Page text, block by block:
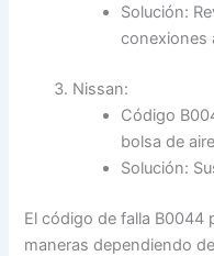
Solución:
conexiones
Nissan:
Código
bolsa de
Solución:
El código de falla B0044
maneras dependiendo